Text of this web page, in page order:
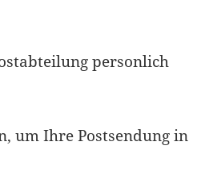
personlich
um Ihre Postsendung in